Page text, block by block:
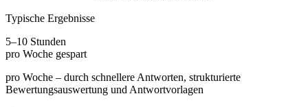
Typische Ergebnisse
5–10 Stunden
pro Woche gespart
pro Woche – durch schnellere Antworten, strukturierte
Bewertungsauswertung und Antwortvorlagen